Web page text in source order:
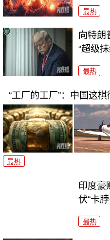
最热
向特朗
“超级
最热
“工厂的工厂”：中国这
最热
印度豪
伏“卡脖
最热